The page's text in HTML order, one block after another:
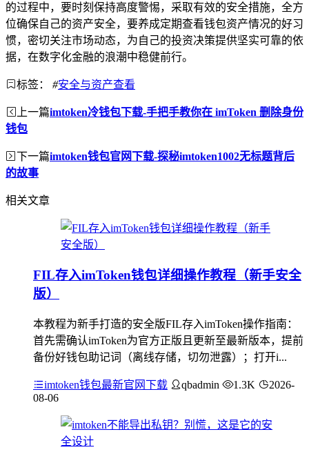
的过程中，要时刻保持高度警惕，采取有效的安全措施，全方
位确保自己的资产安全，要养成定期查看钱包资产情况的好习
惯，密切关注市场动态，为自己的投资决策提供坚实可靠的依
据，在数字化金融的浪潮中稳健前行。
标签： #安全与资产查看
上一篇imtoken冷钱包下载-手把手教你在 imToken 删除身份
钱包
下一篇imtoken钱包官网下载-探秘imtoken1002无标题背后
的故事
相关文章
FIL存入imToken钱包详细操作教程（新手安全
版）
本教程为新手打造的安全版FIL存入imToken操作指南：
首先需确认imToken为官方正版且更新至最新版本，提前
备份好钱包助记词（离线存储，切勿泄露）；打开i...
imtoken钱包最新官网下载 qbadmin 1.3K
2026-
08-06